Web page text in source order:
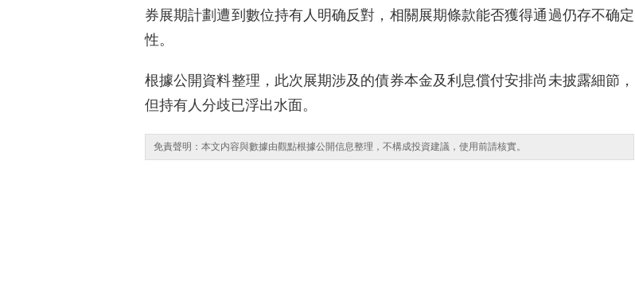
券展期計劃遭到數位持有人明确反對，相關展期條款能否獲得通過仍存不确定
性。
根據公開資料整理，此次展期涉及的債券本金及利息償付安排尚未披露細節，
但持有人分歧已浮出水面。
免責聲明：本文内容與數據由觀點根據公開信息整理，不構成投資建議，使用前請核實。